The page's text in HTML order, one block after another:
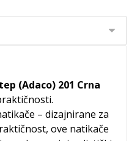
(Adaco) 201 Crna
– dizajnirane za
ove natikače